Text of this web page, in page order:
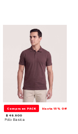
Compra en PACK Hasta 15% Off
$ 49.900
Polo Basica